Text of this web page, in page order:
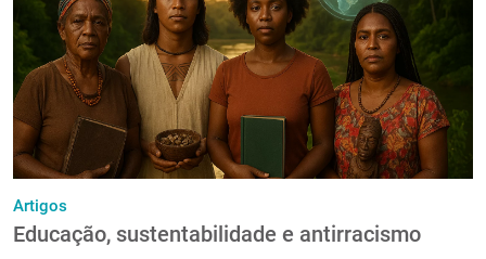
PT
Artigos
Educação, sustentabilidade e antirracismo